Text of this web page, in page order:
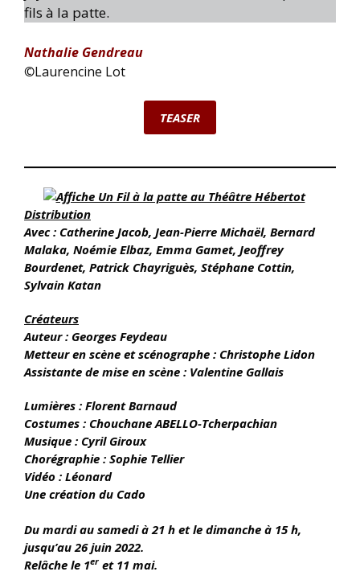
fils à la patte.
Nathalie Gendreau
©Laurencine Lot
TEASER
Distribution
Avec : Catherine Jacob, Jean-Pierre Michaël, Bernard
Malaka, Noémie Elbaz, Emma Gamet, Jeoffrey
Bourdenet, Patrick Chayriguès, Stéphane Cottin,
Sylvain Katan
Créateurs
Auteur : Georges Feydeau
Metteur en scène et scénographe : Christophe Lidon
Assistante de mise en scène : Valentine Gallais
Lumières : Florent Barnaud
Costumes : Chouchane ABELLO-Tcherpachian
Musique : Cyril Giroux
Chorégraphie : Sophie Tellier
Vidéo : Léonard
Une création du Cado
Du mardi au samedi à 21 h et le dimanche à 15 h,
jusqu’au 26 juin 2022.
Relâche le 1er et 11 mai.